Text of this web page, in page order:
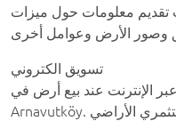
تقديم معلومات حول ميزات
تسويق الكتروني
الإنترنت عند بيع أرض في
Arnavutköy. يوفر التسويق عبر الإنترنت لمستثمري الأراضي